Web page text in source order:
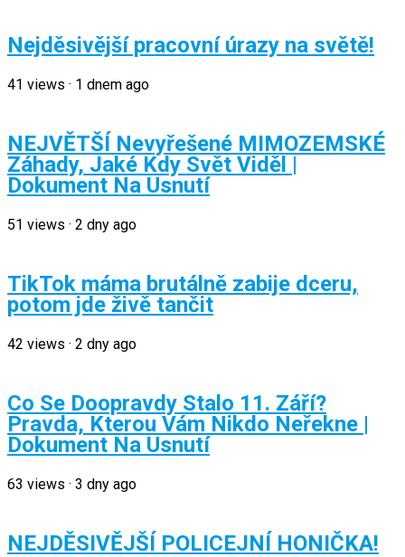
Nejděsivější pracovní úrazy na světě!
41 views · 1 dnem ago
NEJVĚTŠÍ Nevyřešené MIMOZEMSKÉ
Záhady, Jaké Kdy Svět Viděl |
Dokument Na Usnutí
51 views · 2 dny ago
TikTok máma brutálně zabije dceru,
potom jde živě tančit
42 views · 2 dny ago
Co Se Doopravdy Stalo 11. Září?
Pravda, Kterou Vám Nikdo Neřekne |
Dokument Na Usnutí
63 views · 3 dny ago
NEJDĚSIVĚJŠÍ POLICEJNÍ HONIČKA!